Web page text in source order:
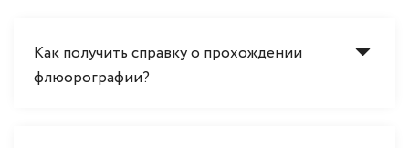
Как получить справку о прохождении
флюорографии?